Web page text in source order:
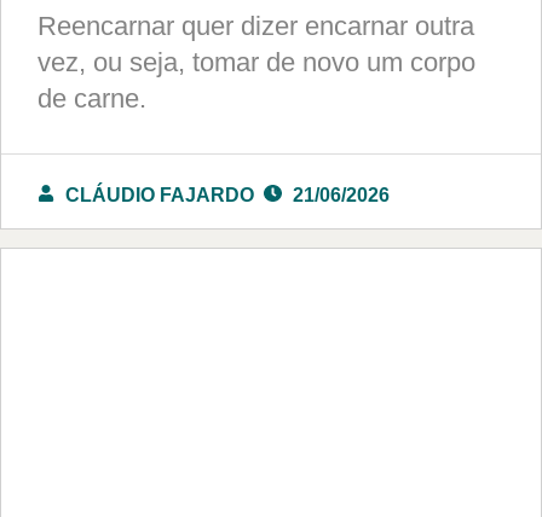
Reencarnar quer dizer encarnar outra
vez, ou seja, tomar de novo um corpo
de carne.
CLÁUDIO FAJARDO 21/06/2026